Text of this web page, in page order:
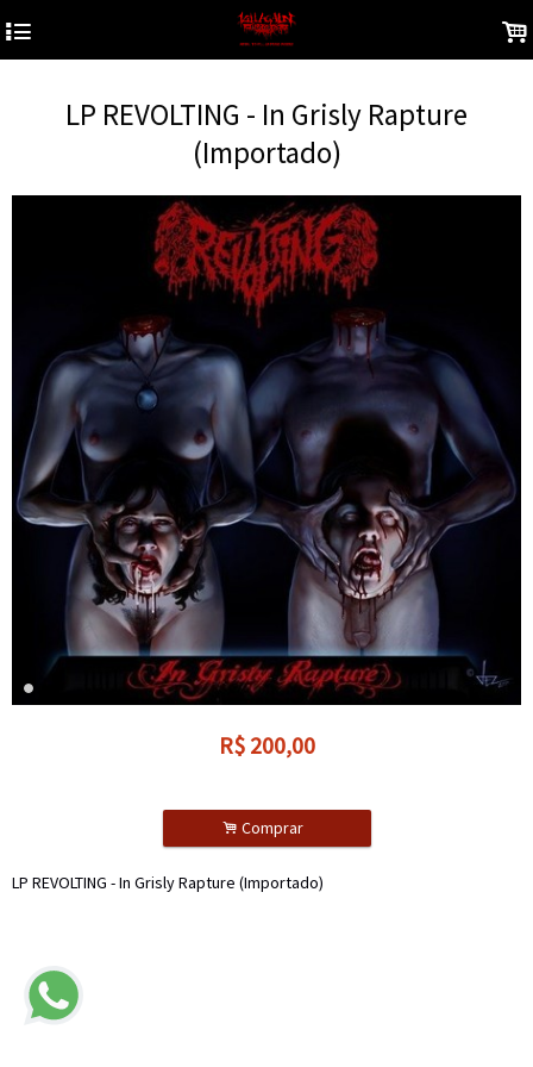
4 .
LP REVOLTING - In Grisly Rapture
(Importado)
R$ 200,00
. Comprar
LP REVOLTING - In Grisly Rapture (Importado)